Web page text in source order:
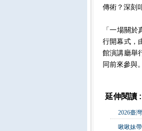
傳術？深刻
「一場關
行開幕式，
館演講廳舉
同前來參與。
延伸閱讀 :
2026臺
啾啾妹